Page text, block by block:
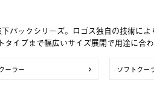
パックシリーズ。ロゴス独自の技術に
イプまで幅広いサイズ展開で用途に合わ
ーラー ソフトクー